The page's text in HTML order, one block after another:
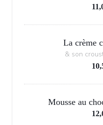
La crème
& son
Mousse au